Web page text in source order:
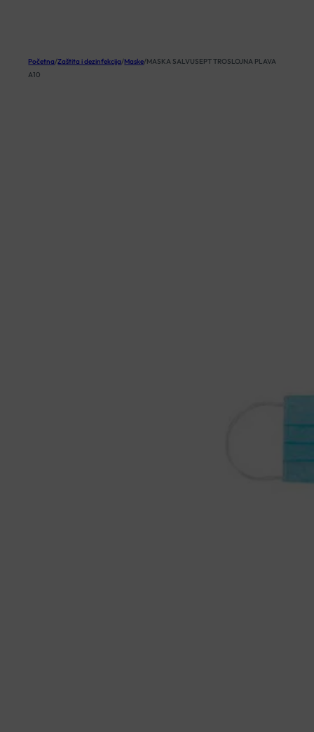
Početna/Zaštita i dezinfekcija/Maske/MASKA SALVUSEPT TROSLOJNA PLAVA
A10